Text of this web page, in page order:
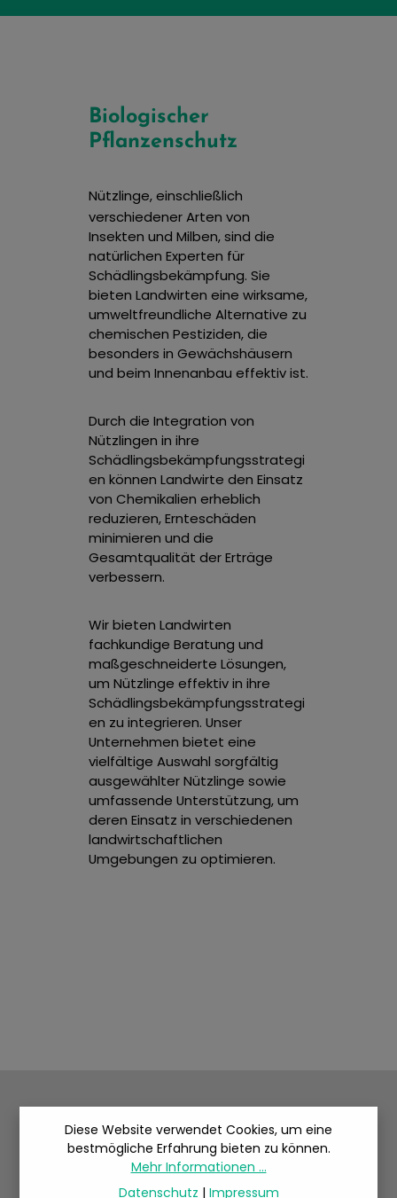
Biologischer
Pflanzenschutz
Nützlinge, einschließlich
verschiedener Arten von
Insekten und Milben, sind die
natürlichen Experten für
Schädlingsbekämpfung. Sie
bieten Landwirten eine wirksame,
umweltfreundliche Alternative zu
chemischen Pestiziden, die
besonders in Gewächshäusern
und beim Innenanbau effektiv ist.
Durch die Integration von
Nützlingen in ihre
Schädlingsbekämpfungsstrategi
en können Landwirte den Einsatz
von Chemikalien erheblich
reduzieren, Ernteschäden
minimieren und die
Gesamtqualität der Erträge
verbessern.
Wir bieten Landwirten
fachkundige Beratung und
maßgeschneiderte Lösungen,
um Nützlinge effektiv in ihre
Schädlingsbekämpfungsstrategi
en zu integrieren. Unser
Unternehmen bietet eine
vielfältige Auswahl sorgfältig
ausgewählter Nützlinge sowie
umfassende Unterstützung, um
deren Einsatz in verschiedenen
landwirtschaftlichen
Umgebungen zu optimieren.
Diese Website verwendet Cookies, um eine
bestmögliche Erfahrung bieten zu können.
Mehr Informationen ...
Datenschutz | Impressum